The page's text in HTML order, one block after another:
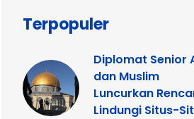
Terpopuler
Diplomat Senior
dan Muslim
Luncurkan
Lindungi Situs-